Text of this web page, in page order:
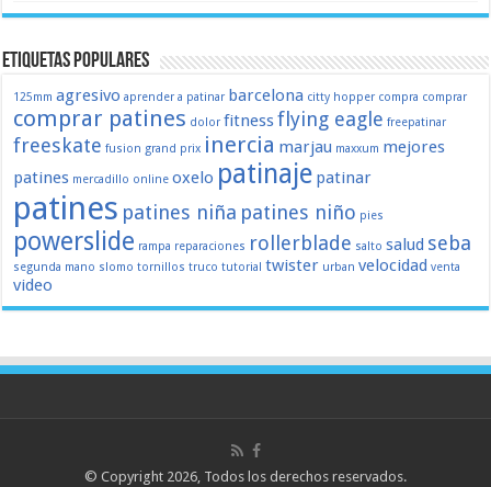
Etiquetas populares
125mm agresivo aprender a patinar barcelona citty hopper compra comprar
comprar patines dolor fitnessflying eagle freepatinar
freeskate fusion grand prix inercia marjau maxxum mejores
patines mercadillo online oxelo patinaje patinar
patines patines niña patines niño pies
powerslide rampa reparaciones rollerblade salto salud seba
segunda mano slomo tornillos truco tutorial twister urban velocidad venta
video
© Copyright 2026, Todos los derechos reservados.